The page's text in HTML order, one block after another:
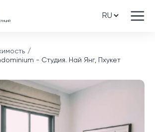
- Студия. Най Янг, Пхукет